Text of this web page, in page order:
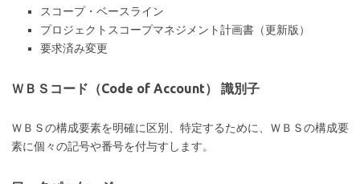
スコープ・ベースライン
プロジェクトスコープマネジメント計画書（更新版）
要求済み変更
ＷＢＳコード（Code of Account） 識別子
ＷＢＳの構成要素を明確に区別、特定するために、ＷＢＳの構成要
素に個々の記号や番号を付与すします。